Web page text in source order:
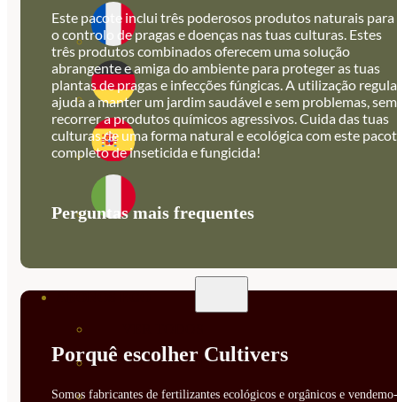
ABONOS LÍQUIDOS
ABONOS SOLIDOS
Este pacote inclui três poderosos produtos naturais para
o controlo de pragas e doenças nas tuas culturas. Estes
três produtos combinados oferecem uma solução
abrangente e amiga do ambiente para proteger as tuas
plantas de pragas e infecções fúngicas. A utilização
ajuda a manter um jardim saudável e sem problemas, sem
recorrer a produtos químicos agressivos. Cuida das tuas
culturas de uma forma natural e ecológica com este
completo de inseticida e fungicida!
Perguntas mais frequentes
Porquê escolher Cultivers
Somos fabricantes de fertilizantes ecológicos e orgânicos e